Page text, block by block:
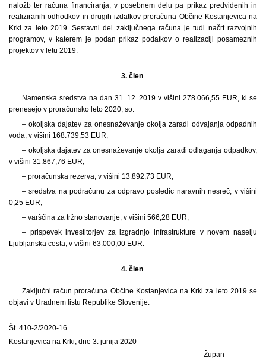
naložb ter računa financiranja, v posebnem delu pa prikaz predvidenih in
realiziranih odhodkov in drugih izdatkov proračuna Občine Kostanjevica na
Krki za leto 2019. Sestavni del zaključnega računa je tudi načrt razvojnih
programov, v katerem je podan prikaz podatkov o realizaciji posameznih
projektov v letu 2019.
3. člen
Namenska sredstva na dan 31. 12. 2019 v višini 278.066,55 EUR, ki se
prenesejo v proračunsko leto 2020, so:
– okoljska dajatev za onesnaževanje okolja zaradi odvajanja odpadnih
voda, v višini 168.739,53 EUR,
– okoljska dajatev za onesnaževanje okolja zaradi odlaganja odpadkov,
v višini 31.867,76 EUR,
– proračunska rezerva, v višini 13.892,73 EUR,
– sredstva na podračunu za odpravo posledic naravnih nesreč, v višini
0,25 EUR,
– varščina za tržno stanovanje, v višini 566,28 EUR,
– prispevek investitorjev za izgradnjo infrastrukture v novem naselju
Ljubljanska cesta, v višini 63.000,00 EUR.
4. člen
Zaključni račun proračuna Občine Kostanjevica na Krki za leto 2019 se
objavi v Uradnem listu Republike Slovenije.
Št. 410-2/2020-16
Kostanjevica na Krki, dne 3. junija 2020
Župan